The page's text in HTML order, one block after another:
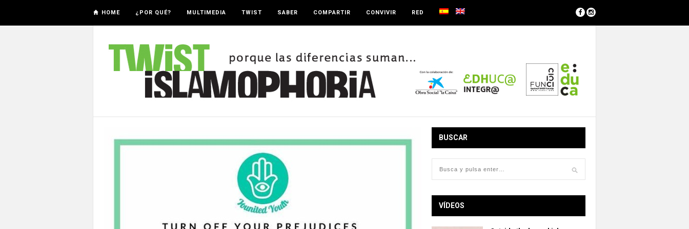
HOME ¿POR QUÉ? MULTIMEDIA TWIST SABER COMPARTIR CONVIVIR RED
BUSCAR
VÍDEOS